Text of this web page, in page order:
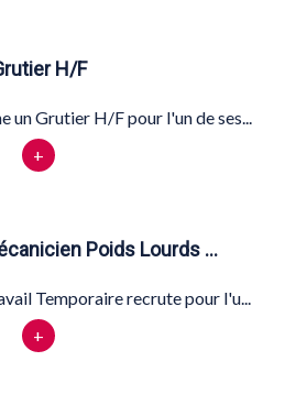
H/F
Grutier H/F pour l'un de ses...
+
Poids Lourds …
Temporaire recrute pour l'u...
+